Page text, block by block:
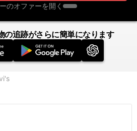
のオファーを開く
の追跡がさらに簡単になります